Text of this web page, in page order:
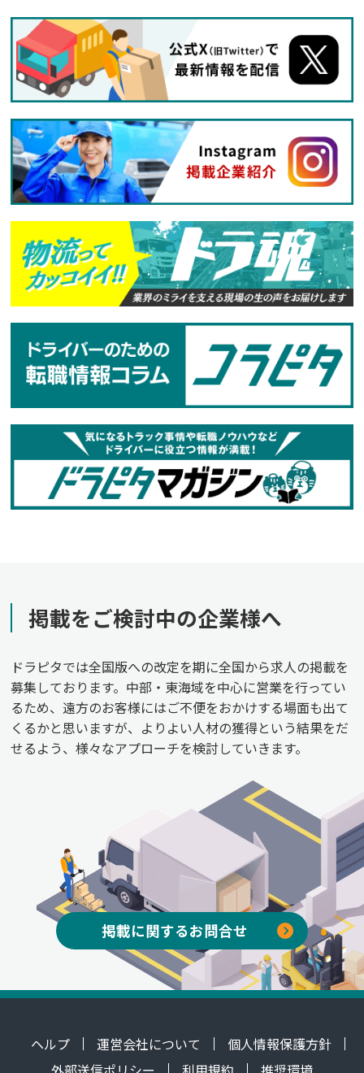
掲載をご検討中の企業様へ
ドラピタでは全国版への改定を期に全国から求人の掲載を
募集しております。中部・東海域を中心に営業を行ってい
るため、遠方のお客様にはご不便をおかけする場面も出て
くるかと思いますが、よりよい人材の獲得という結果をだ
せるよう、様々なアプローチを検討していきます。
掲載に関するお問合せ
ヘルプ 運営会社について
個人情報保護方針